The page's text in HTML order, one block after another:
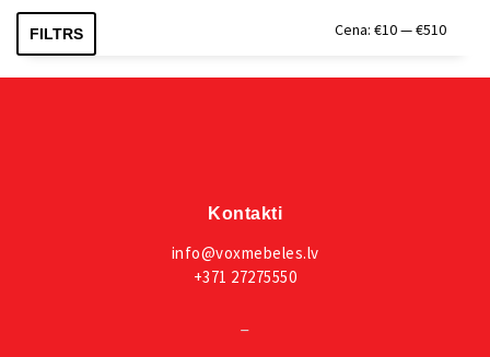
Min.
Maks.
FILTRS Cena: €10—€510
Kontakti
info@voxmebeles.lv
+371 27275550